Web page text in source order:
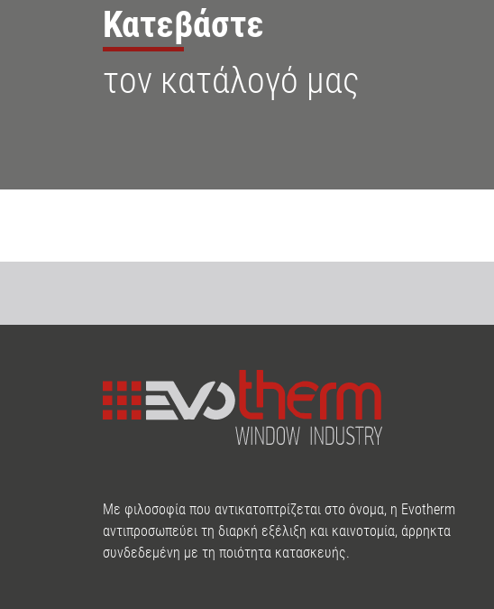
Κατεβάστε
τον κατάλογό μας
Με φιλοσοφία που αντικατοπτρίζεται στο όνομα, η Evotherm
αντιπροσωπεύει τη διαρκή εξέλιξη και καινοτομία, άρρηκτα
συνδεδεμένη με τη ποιότητα κατασκευής.